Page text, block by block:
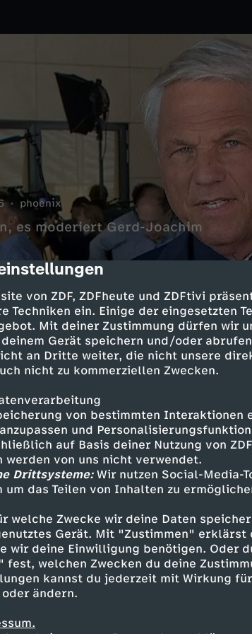
von ZDF, ZDFheute und ZDFtivi
Techniken ein. Einige der eingesetzten
Mit deiner Zustimmung dürfen wir
Gerät speichern und/oder
an Dritte weiter, die nicht unsere
nicht zu kommerziellen Zwecken.
von bestimmten Interaktionen
und
auf Basis deiner Nutzung von
werden von uns nicht verwendet.
Drittsysteme:Wir nutzen Social-Media-
das Teilen von Inhalten zu
welche Zwecke wir deine Daten
Gerät. Mit "Zustimmen" erklärst
wir deine Einwilligung benötigen. Oder
welchen Zwecken du deine
kannst du jederzeit mit Wirkung
ändern.
phoenix
es moderiert Gerd-Joachim
entdecken
informativ phoenix